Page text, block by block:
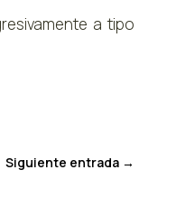
a tipo
Siguiente entrada→